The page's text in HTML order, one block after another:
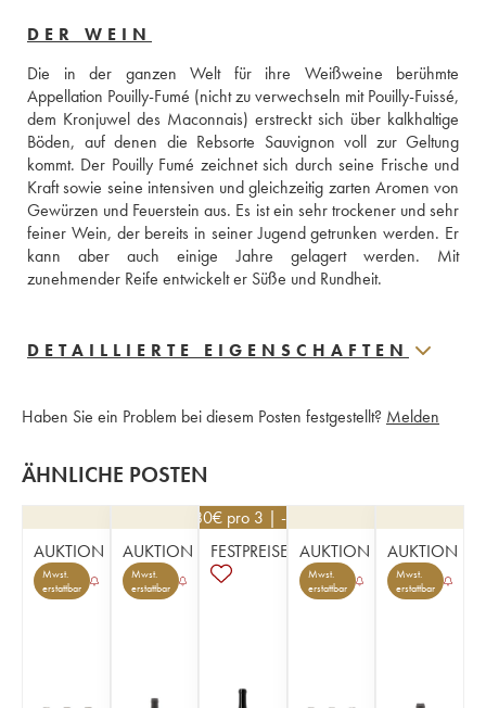
DER WEIN
Die in der ganzen Welt für ihre Weißweine berühmte
Appellation Pouilly-Fumé (nicht zu verwechseln mit Pouilly-Fuissé,
dem Kronjuwel des Maconnais) erstreckt sich über kalkhaltige
Böden, auf denen die Rebsorte Sauvignon voll zur Geltung
kommt. Der Pouilly Fumé zeichnet sich durch seine Frische und
Kraft sowie seine intensiven und gleichzeitig zarten Aromen von
Gewürzen und Feuerstein aus. Es ist ein sehr trockener und sehr
feiner Wein, der bereits in seiner Jugend getrunken werden. Er
kann aber auch einige Jahre gelagert werden. Mit
zunehmender Reife entwickelt er Süße und Rundheit.
DETAILLIERTE EIGENSCHAFTEN
Haben Sie ein Problem bei diesem Posten festgestellt? Melden
ÄHNLICHE POSTEN
AUKTION
Mwst.
erstattbar
AUKTION
Mwst.
erstattbar
55,80€ pro 3 | -10%
FESTPREISE AUKTION
Mwst.
erstattbar
AUKTION
Mwst.
erstattbar